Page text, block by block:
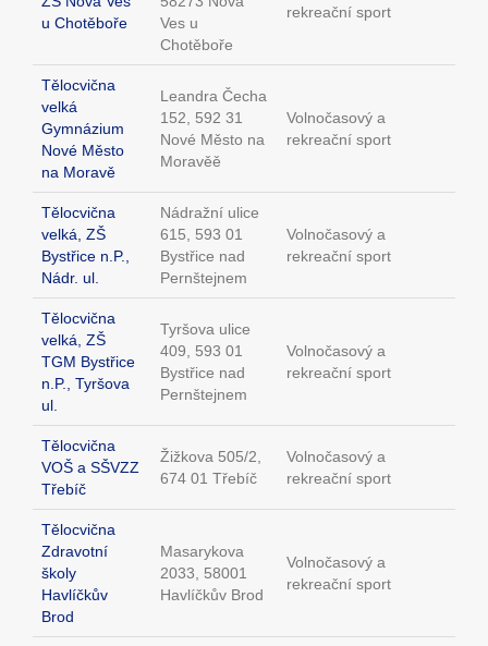
u Chotěboře
Ves u
Chotěboře
rekreační sport
Tělocvična
velká
Gymnázium
Nové Město
na Moravě
Leandra Čecha
152, 592 31
Nové Město na
Moravěě
Volnočasový a
rekreační sport
Tělocvična
velká, ZŠ
Bystřice n.P.,
Nádr. ul.
Nádražní ulice
615, 593 01
Bystřice nad
Pernštejnem
Volnočasový a
rekreační sport
Tělocvična
velká, ZŠ
TGM Bystřice
n.P., Tyršova
ul.
Tyršova ulice
409, 593 01
Bystřice nad
Pernštejnem
Volnočasový a
rekreační sport
Tělocvična
VOŠ a SŠVZZ
Třebíč
Žižkova 505/2,
674 01 Třebíč
Volnočasový a
rekreační sport
Tělocvična
Zdravotní
školy
Havlíčkův
Brod
Masarykova
2033, 58001
Havlíčkův Brod
Volnočasový a
rekreační sport